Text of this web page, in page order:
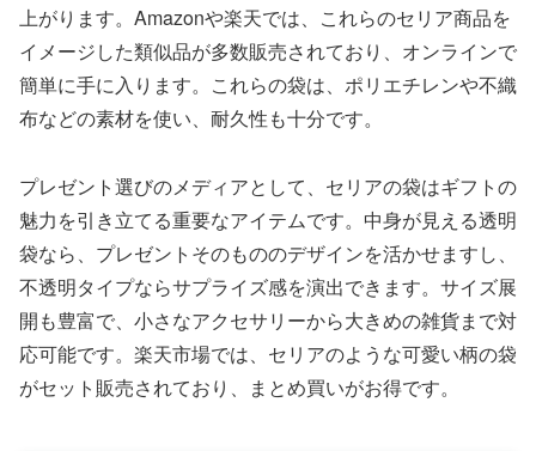
上がります。Amazonや楽天では、これらのセリア商品を
イメージした類似品が多数販売されており、オンラインで
簡単に手に入ります。これらの袋は、ポリエチレンや不織
布などの素材を使い、耐久性も十分です。
プレゼント選びのメディアとして、セリアの袋はギフトの
魅力を引き立てる重要なアイテムです。中身が見える透明
袋なら、プレゼントそのもののデザインを活かせますし、
不透明タイプならサプライズ感を演出できます。サイズ展
開も豊富で、小さなアクセサリーから大きめの雑貨まで対
応可能です。楽天市場では、セリアのような可愛い柄の袋
がセット販売されており、まとめ買いがお得です。